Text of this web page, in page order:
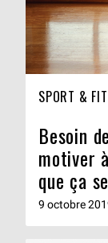
SPORT &
Besoin
motiver
que ça
9 octobre